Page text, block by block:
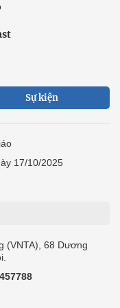
Sự kiện
17/10/2025
(VNTA), 68 Dương